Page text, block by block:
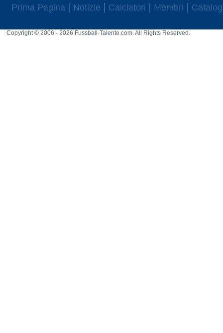
Prima Pagina Notizie Calciatori Membri
Copyright © 2006 - 2026 Fussball-Talente.com. All Rights Reserved.